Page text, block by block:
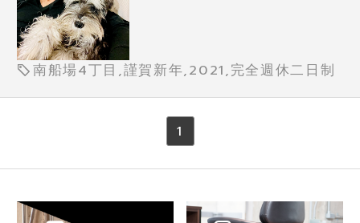
南船場4丁目,謹賀新年,2021,完全週休二日制
1